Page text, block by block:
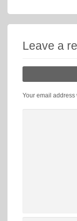
Leave a
Your email